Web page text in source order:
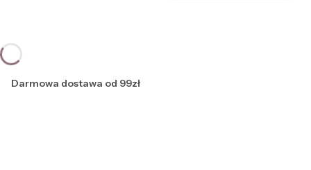
Darmowa dostawa od 99zł